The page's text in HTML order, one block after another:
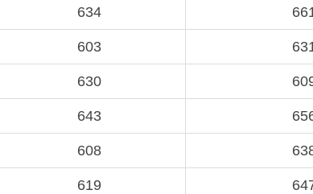
634
603
630
643
608
619